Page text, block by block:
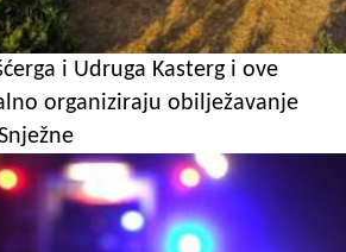
i Udruga Kasterg i ove
organiziraju obilježavanje